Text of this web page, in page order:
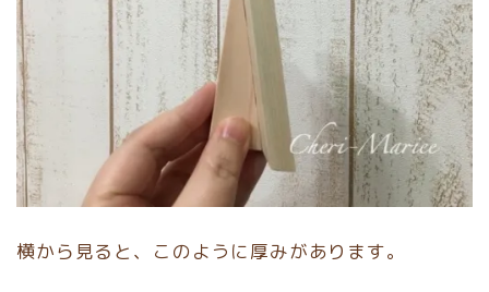
横から見ると、このように厚みがあります。